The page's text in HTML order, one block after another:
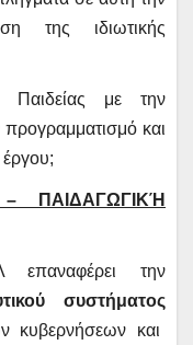
της ιδιωτικής
Παιδείας με την
και
έργου;
ΠΑΙΔΑΓΩΓΙΚΉ
την
συστήματος
κυβερνήσεων και